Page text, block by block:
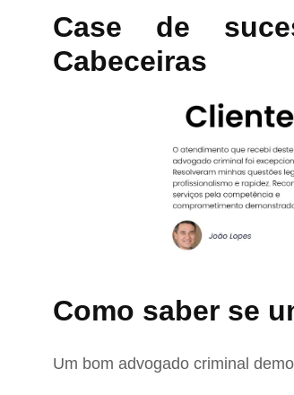
Case de
Cabeceiras
Como saber se
Um bom advogado criminal